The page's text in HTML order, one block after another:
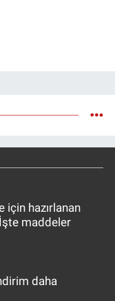
için hazırlanan
maddeler
daha